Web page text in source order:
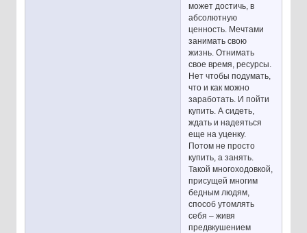
может достичь, в
абсолютную
ценность. Мечтами
занимать свою
жизнь. Отнимать
свое время, ресурсы.
Нет чтобы подумать,
что и как можно
заработать. И пойти
купить. А сидеть,
ждать и надеяться
еще на уценку.
Потом не просто
купить, а занять.
Такой многоходовкой,
присущей многим
бедным людям,
способ утомлять
себя – живя
предвкушением